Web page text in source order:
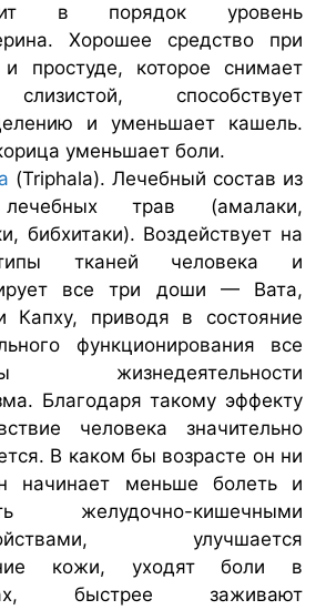
в порядок уровень
Хорошее средство при
и простуде, которое снимает
способствует
и уменьшает кашель.
уменьшает боли.
(Triphala). Лечебный состав из
трав (амалаки,
бибхитаки). Воздействует на
тканей человека и
все три доши — Вата,
Капху, приводя в состояние
функционирования все
жизнедеятельности
Благодаря такому эффекту
человека значительно
В каком бы возрасте он ни
начинает меньше болеть и
желудочно-кишечными
улучшается
кожи, уходят боли в
быстрее заживают